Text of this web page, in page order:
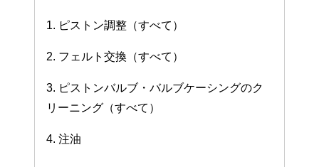
1. ピストン調整（すべて）
2. フェルト交換（すべて）
3. ピストンバルブ・バルブケーシングのク
リーニング（すべて）
4. 注油